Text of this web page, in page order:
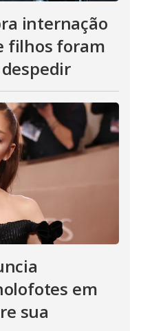
internação
filhos foram
em
sua